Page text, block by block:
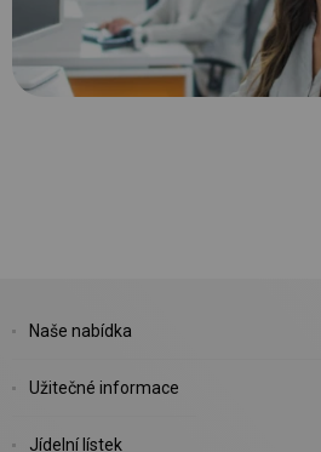
Naše nabídka
Užitečné informace
Jídelní lístek